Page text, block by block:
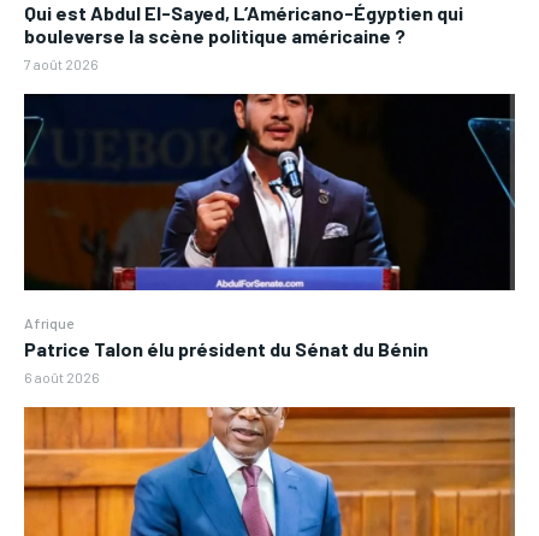
Qui est Abdul El-Sayed, L’Américano-Égyptien qui
bouleverse la scène politique américaine ?
7 août 2026
Afrique
Patrice Talon élu président du Sénat du Bénin
6 août 2026